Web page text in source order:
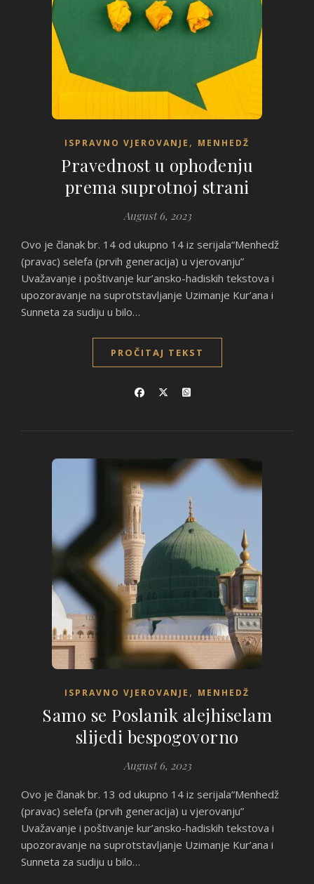
ISPRAVNO VJEROVANJE , MENHEDŽ
Pravednost u ophođenju
prema suprotnoj strani
August 6, 2023
Ovo je članak br. 14 od ukupno 14 iz serijala“Menhedž
(pravac) selefa (prvih generacija) u vjerovanju”
Uvažavanje i poštivanje kur’ansko-hadiskih tekstova i
upozoravanje na suprotstavljanje Uzimanje Kur’ana i
Sunneta za sudiju u bilo…
PROČITAJ TEKST
ISPRAVNO VJEROVANJE , MENHEDŽ
Samo se Poslanik alejhiselam
slijedi bespogovorno
August 6, 2023
Ovo je članak br. 13 od ukupno 14 iz serijala“Menhedž
(pravac) selefa (prvih generacija) u vjerovanju”
Uvažavanje i poštivanje kur’ansko-hadiskih tekstova i
upozoravanje na suprotstavljanje Uzimanje Kur’ana i
Sunneta za sudiju u bilo…